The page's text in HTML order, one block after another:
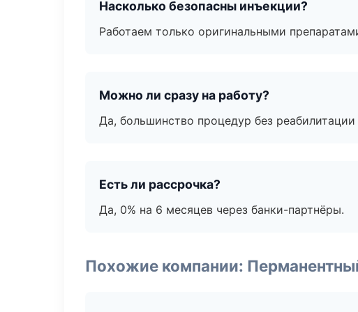
Насколько безопасны инъекции?
Работаем только оригинальными
Можно ли сразу на работу?
Да, большинство процедур без
Есть ли рассрочка?
Да, 0% на 6 месяцев через банки-партнёры.
Похожие компании: